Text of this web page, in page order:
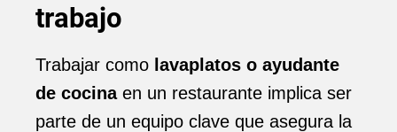
trabajo
Trabajar como lavaplatos o ayudante
de cocinaen un restaurante implica ser
parte de un equipo clave que asegura la